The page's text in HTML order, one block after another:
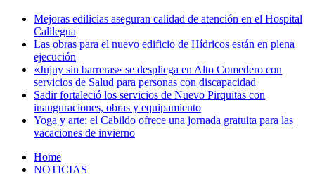
Mejoras edilicias aseguran calidad de atención en el Hospital
Calilegua
Las obras para el nuevo edificio de Hídricos están en plena
ejecución
«Jujuy sin barreras» se despliega en Alto Comedero con
servicios de Salud para personas con discapacidad
Sadir fortaleció los servicios de Nuevo Pirquitas con
inauguraciones, obras y equipamiento
Yoga y arte: el Cabildo ofrece una jornada gratuita para las
vacaciones de invierno
Home
NOTICIAS